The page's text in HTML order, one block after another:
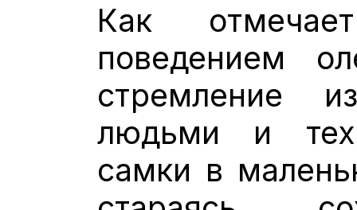
Как
поведением
стремление
людьми и
самки в